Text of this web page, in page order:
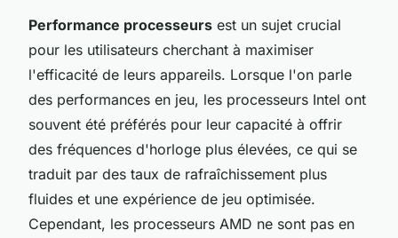
Performance processeurs est un sujet crucial
pour les utilisateurs cherchant à maximiser
l'efficacité de leurs appareils. Lorsque l'on parle
des performances en jeu, les processeurs Intel ont
souvent été préférés pour leur capacité à offrir
des fréquences d'horloge plus élevées, ce qui se
traduit par des taux de rafraîchissement plus
fluides et une expérience de jeu optimisée.
Cependant, les processeurs AMD ne sont pas en